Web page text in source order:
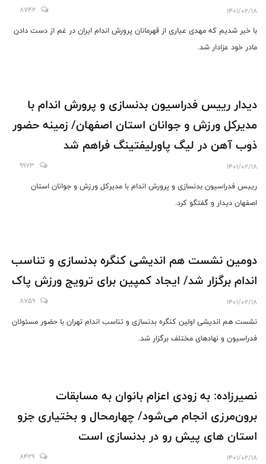
1401/02/18
8742
با خبر شدیم که مهدی عیاری از قهرمانان پرورش اندام ایران در غم از دست دادن
مادر خود عزادار شد.
دیدار رییس فدراسیون بدنسازی و پرورش اندام با
مدیرکل ورزش و جوانان استان اصفهان/ زمینه حضور
ذوب آهن در لیگ پاورلیفتینگ فراهم شد
1401/02/18
9973
رییس فدراسیون بدنسازی و پرورش اندام با مدیرکل ورزش و جوانان استان
اصفهان دیدار و گفتگو کرد.
دومین نشست هم اندیشی کنگره بدنسازی و تناسب
اندام برگزار شد/ ایجاد کمپین برای ترویج ورزش پاک
1401/02/18
8759
نشست هم اندیشی اولین کنگره بدنسازی و تناسب اندام تهران با حضور مسئولان
فدراسیون و نهادهای مختلف برگزار شد.
نصیرزاده: به زودی اعزام بانوان به مسابقات
برون‌مرزی انجام می‌شود/ چهارمحال و بختیاری جزو
استان های پیش رو در بدنسازی است
1401/02/18
8429